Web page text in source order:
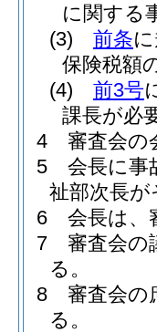
に関する
(3)
前条
保険税額
(4)
前3号
課長が必
4
審査会の
5
会長に事
祉部次長
6
会長は、
7
審査会の
る。
8
審査会の
る。